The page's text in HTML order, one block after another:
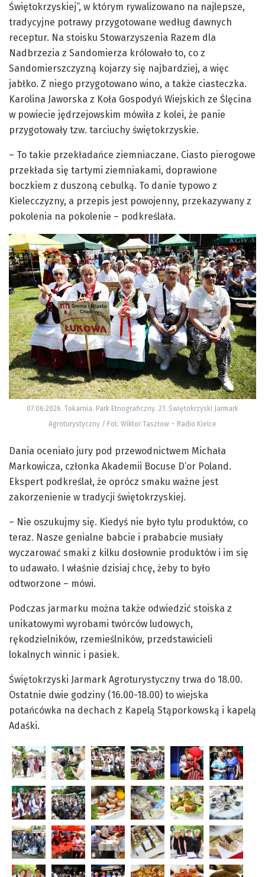
Świętokrzyskiej”, w którym rywalizowano na najlepsze,
tradycyjne potrawy przygotowane według dawnych
receptur. Na stoisku Stowarzyszenia Razem dla
Nadbrzezia z Sandomierza królowało to, co z
Sandomierszczyzną kojarzy się najbardziej, a więc
jabłko. Z niego przygotowano wino, a także ciasteczka.
Karolina Jaworska z Koła Gospodyń Wiejskich ze Ślęcina
w powiecie jędrzejowskim mówiła z kolei, że panie
przygotowały tzw. tarciuchy świętokrzyskie.
– To takie przekładańce ziemniaczane. Ciasto pierogowe
przekłada się tartymi ziemniakami, doprawione
boczkiem z duszoną cebulką. To danie typowo z
Kielecczyzny, a przepis jest powojenny, przekazywany z
pokolenia na pokolenie – podkreślała.
07.06.2026. Tokarnia. Park Etnograficzny. 21. Świętokrzyski Jarmark
Agroturystyczny / Fot. Wiktor Taszłow – Radio Kielce
Dania oceniało jury pod przewodnictwem Michała
Markowicza, członka Akademii Bocuse D’or Poland.
Ekspert podkreślał, że oprócz smaku ważne jest
zakorzenienie w tradycji świętokrzyskiej.
– Nie oszukujmy się. Kiedyś nie było tylu produktów, co
teraz. Nasze genialne babcie i prababcie musiały
wyczarować smaki z kilku dosłownie produktów i im się
to udawało. I właśnie dzisiaj chcę, żeby to było
odtworzone – mówi.
Podczas jarmarku można także odwiedzić stoiska z
unikatowymi wyrobami twórców ludowych,
rękodzielników, rzemieślników, przedstawicieli
lokalnych winnic i pasiek.
Świętokrzyski Jarmark Agroturystyczny trwa do 18.00.
Ostatnie dwie godziny (16.00-18.00) to wiejska
potańcówka na dechach z Kapelą Stąporkowską i kapelą
Adaśki.